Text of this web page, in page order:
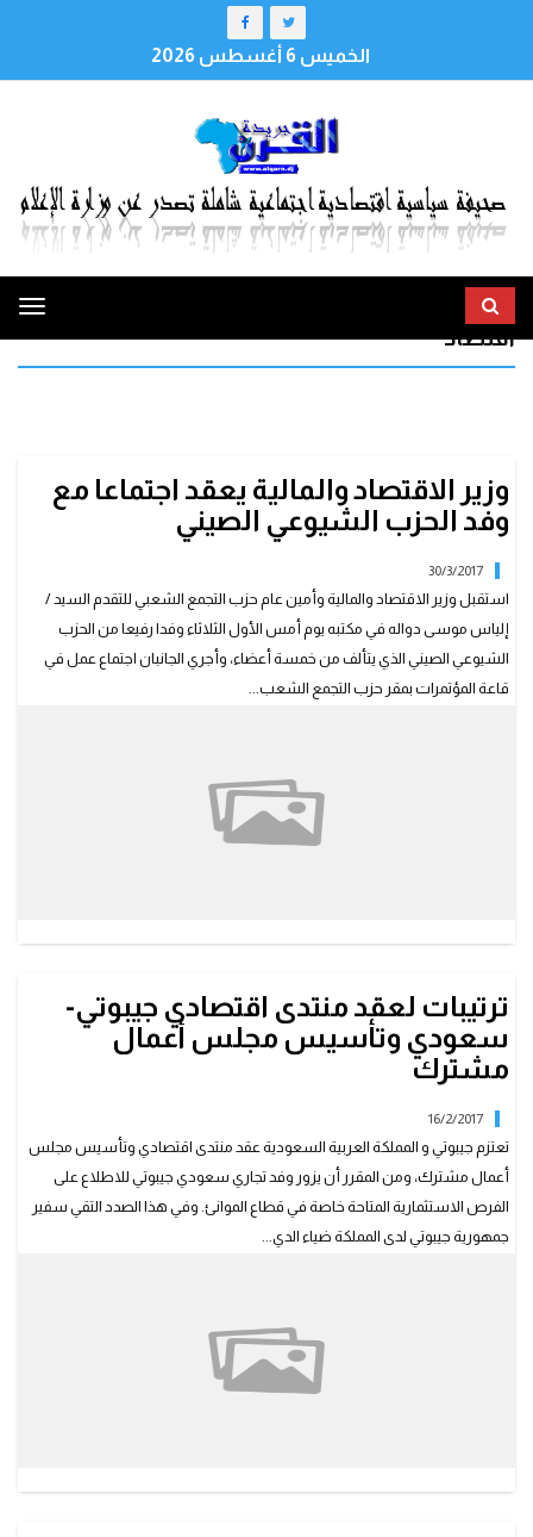
الخميس 6 أغسطس 2026
اقتصاد
وزير الاقتصاد والمالية يعقد اجتماعا مع
وفد الحزب الشيوعي الصيني
30/3/2017
استقبل وزير الاقتصاد والمالية وأمين عام حزب التجمع الشعبي للتقدم السيد /
إلياس موسى دواله في مكتبه يوم أمس الأول الثلاثاء وفدا رفيعا من الحزب
الشيوعي الصيني الذي يتألف من خمسة أعضاء، وأجري الجانبان اجتماع عمل في
قاعة المؤتمرات بمقر حزب التجمع الشعب...
ترتيبات لعقد منتدى اقتصادي جيبوتي-
سعودي وتأسيس مجلس أعمال
مشترك
16/2/2017
تعتزم جيبوتي و المملكة العربية السعودية عقد منتدى اقتصادي وتأسيس مجلس
أعمال مشترك، ومن المقرر أن يزور وفد تجاري سعودي جيبوتي للاطلاع على
الفرص الاستثمارية المتاحة خاصة في قطاع الموانئ. وفي هذا الصدد التقي سفير
جمهورية جيبوتي لدى المملكة ضياء الدي...